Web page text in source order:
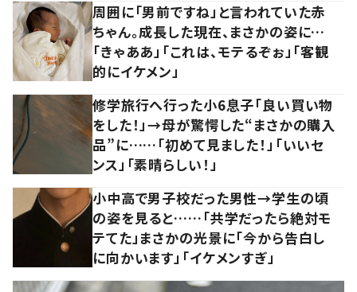
周囲に「男前ですね」と言われていた赤
ちゃん。成長した現在、まさかの姿に…
「きゃああ」「これは、モテるぞぉ」「客観
的にイケメン」
修学旅行へ行った小6息子「良い買い物
をした！」→母が驚愕した“まさかの購入
品”に……「初めて見ました！」「いいセ
ンス」「素晴らしい！」
小中高で男子校だった男性→学生の頃
の姿を見ると……「共学だったら絶対モ
テてた」まさかの光景に「今から告白し
に向かいます」「イケメンすぎ」